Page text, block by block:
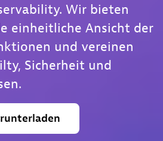
Wir bieten
einheitliche Ansicht der
und vereinen
Sicherheit und